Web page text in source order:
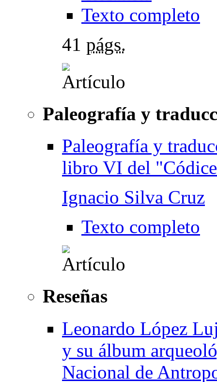
Texto completo
41 págs.
Paleografía y
Paleografía y
libro VI del
Ignacio Silva Cruz
Texto completo
Reseñas
Leonardo López
y su álbum
Nacional de